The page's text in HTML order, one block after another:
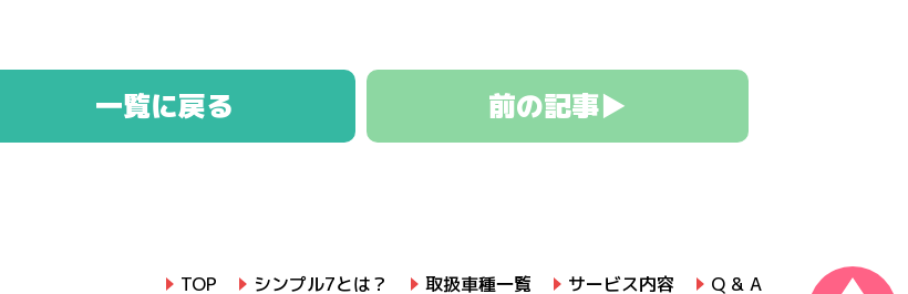
一覧に戻る 前の記事▶
TOP シンプル7とは？ 取扱車種一覧 サービス内容 Q & A